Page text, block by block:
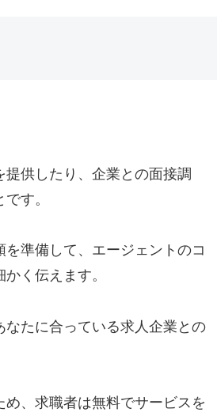
供したり、企業との面接調
す。
準備して、エージェントのコ
く伝えます。
たに合っている求人企業との
、求職者は無料でサービスを